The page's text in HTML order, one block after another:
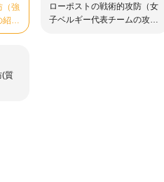
（強
紹
育成
ローポストの戦術的攻防（女
子ベルギー代表チームの攻
(質